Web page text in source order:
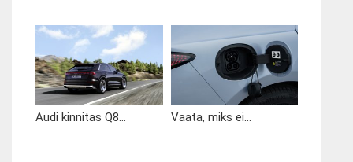
Audi kinnitas Q8... Vaata, miks ei...